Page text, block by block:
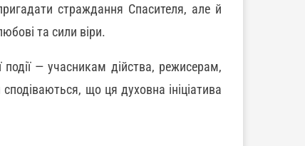
страждання Спасителя, але й
та сили віри.
— учасникам дійства, режисерам,
що ця духовна ініціатива